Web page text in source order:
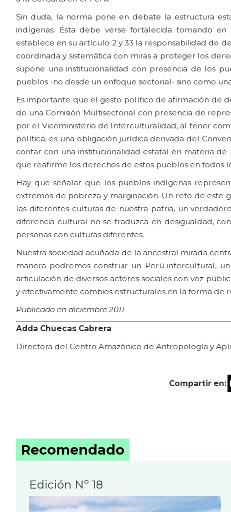
Sin duda, la norma pone en debate la estructura
indígenas. Ésta debe verse fortalecida tomando
establece en su artículo 2 y 33 la responsabilidad de
coordinada y sistemática con miras a proteger los
supone una institucionalidad con presencia de los
pueblos -no desde un enfoque sectorial- sino como
Es importante que el gesto político de afirmación de
de una Comisión Multisectorial con presencia de
por el Viceministerio de Interculturalidad, al tener
política, es una obligación jurídica derivada del
contar con una institucionalidad estatal en materia
que reafirme los derechos de estos pueblos en todos
Hay que señalar que los pueblos indígenas
extremos de pobreza y marginación. Un reto de este
las diferentes culturas de nuestra patria, un
diferencia cultural no se traduzca en desigualdad,
personas con culturas diferentes.
Nuestra sociedad acuñada de la ancestral mirada
manera podremos construir un Perú intercultural,
articulación de diversos actores sociales con voz
y efectivamente cambios estructurales en la forma de
Publicado en diciembre 2011
Adda Chuecas Cabrera
Directora del Centro Amazónico de Antropología y
Compartir en:
Recomendado
Edición Nº 18